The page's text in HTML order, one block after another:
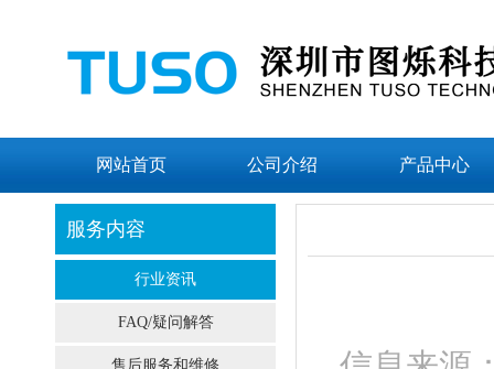
网站首页 公司介绍 产品中心
服务内容
行业资讯
FAQ/疑问解答
售后服务和维修